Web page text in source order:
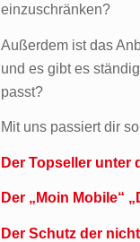
einzuschränken?
Außerdem ist das
und es gibt es
passt?
Mit uns passiert dir
Der Topseller unter
Der „Moin Mobile“
Der Schutz der